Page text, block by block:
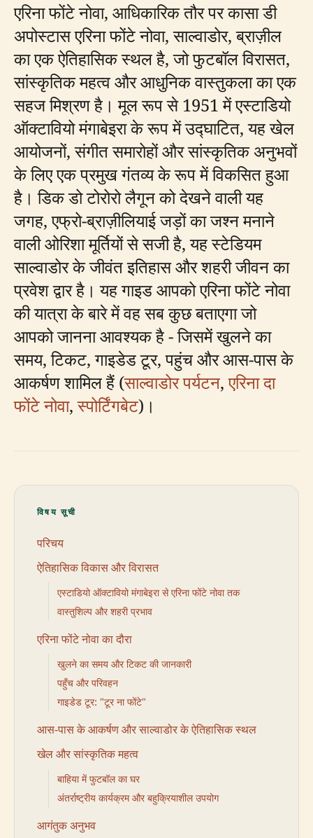
एरिना फोंटे नोवा, आधिकारिक तौर पर कासा डी
अपोस्टास एरिना फोंटे नोवा, साल्वाडोर, ब्राज़ील
का एक ऐतिहासिक स्थल है, जो फुटबॉल विरासत,
सांस्कृतिक महत्व और आधुनिक वास्तुकला का एक
सहज मिश्रण है। मूल रूप से 1951 में एस्टाडियो
ऑक्टावियो मंगाबेइरा के रूप में उद्घाटित, यह खेल
आयोजनों, संगीत समारोहों और सांस्कृतिक अनुभवों
के लिए एक प्रमुख गंतव्य के रूप में विकसित हुआ
है। डिक डो टोरोरो लैगून को देखने वाली यह
जगह, एफ्रो-ब्राज़ीलियाई जड़ों का जश्न मनाने
वाली ओरिशा मूर्तियों से सजी है, यह स्टेडियम
साल्वाडोर के जीवंत इतिहास और शहरी जीवन का
प्रवेश द्वार है। यह गाइड आपको एरिना फोंटे नोवा
की यात्रा के बारे में वह सब कुछ बताएगा जो
आपको जानना आवश्यक है - जिसमें खुलने का
समय, टिकट, गाइडेड टूर, पहुंच और आस-पास के
आकर्षण शामिल हैं (साल्वाडोर पर्यटन,एरिना दा
फोंटे नोवा,स्पोर्टिंगबेट)।
विषय सूची
परिचय
ऐतिहासिक विकास और विरासत
एस्टाडियो ऑक्टावियो मंगाबेइरा से एरिना फोंटे नोवा तक
वास्तुशिल्प और शहरी प्रभाव
एरिना फोंटे नोवा का दौरा
खुलने का समय और टिकट की जानकारी
पहुँच और परिवहन
गाइडेड टूर: "टूर ना फोंटे"
आस-पास के आकर्षण और साल्वाडोर के ऐतिहासिक स्थल
खेल और सांस्कृतिक महत्व
बाहिया में फुटबॉल का घर
अंतर्राष्ट्रीय कार्यक्रम और बहुक्रियाशील उपयोग
आगंतुक अनुभव